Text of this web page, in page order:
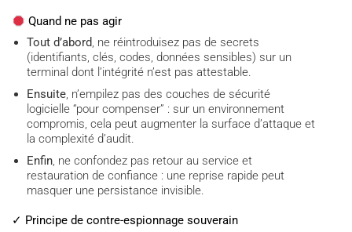
Quand ne pas agir
Tout d’abord, ne réintroduisez pas de secrets
(identifiants, clés, codes, données sensibles) sur un
terminal dont l’intégrité n’est pas attestable.
Ensuite, n’empilez pas des couches de sécurité
logicielle “pour compenser” : sur un environnement
compromis, cela peut augmenter la surface d’attaque et
la complexité d’audit.
Enfin, ne confondez pas retour au service et
restauration de confiance : une reprise rapide peut
masquer une persistance invisible.
✓ Principe de contre-espionnage souverain